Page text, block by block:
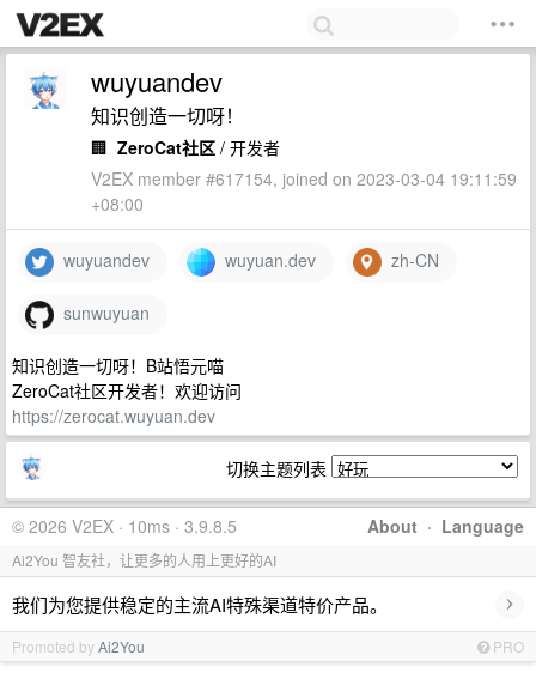
wuyuandev
知识创造一切呀！
🏢 ZeroCat社区 / 开发者
V2EX member #617154, joined on 2023-03-04 19:11:59
+08:00
wuyuandev wuyuan.dev zh-CN
sunwuyuan
知识创造一切呀！B站悟元喵
ZeroCat社区开发者！欢迎访问
https://zerocat.wuyuan.dev
切换主题列表
About · Language
© 2026 V2EX · 10ms · 3.9.8.5
Ai2You 智友社，让更多的人用上更好的AI
我们为您提供稳定的主流AI特殊渠道特价产品。 ›
Promoted byAi2You PRO